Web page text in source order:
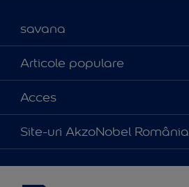
savana
Contact
Parteneri
Certificări
Articole populare
Culoarea anului 2025
Produse
Sfaturi utile
Acces
Politica de cookies
Termeni și condiții
Termeni de utilizare
Site-uri AkzoNobel România